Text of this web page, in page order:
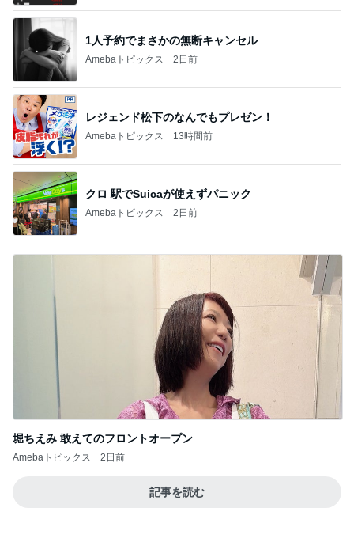
レジェンド松下のなんでもプレゼン！
Amebaトピックス 13時間前
クロ 駅でSuicaが使えずパニック
Amebaトピックス 2日前
堀ちえみ 敢えてのフロントオープン
Amebaトピックス
記事を読む